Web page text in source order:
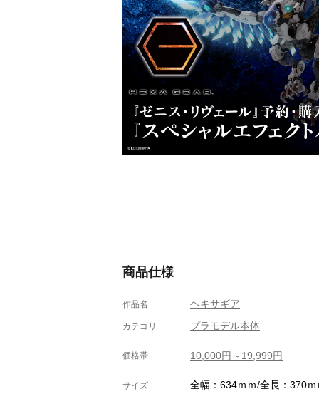
商品仕様
作品名 ヘキサギア
カテゴリ プラモデル本体
価格帯 10,000円～19,999円
サイズ 全幅：634ｍｍ/全長：370ｍ